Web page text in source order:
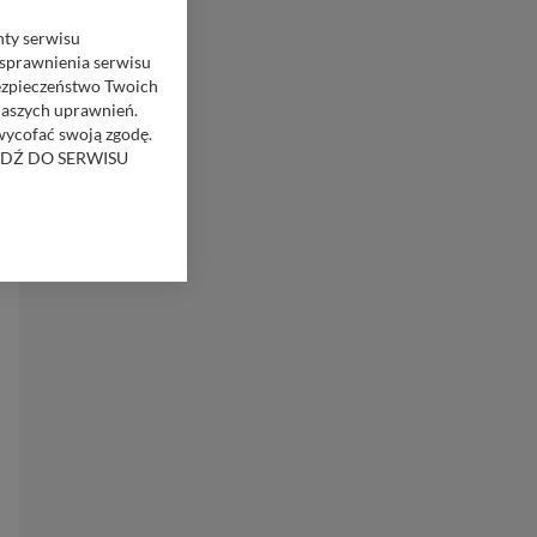
serwisu
serwisu
Twoich
uprawnień.
swoją zgodę.
DO SERWISU
z formularza
ul. Wiejska 17,
zabronić ich
w odniesieniu do
- w pewnych